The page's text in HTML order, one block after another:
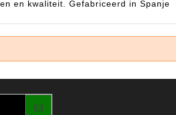
en kwaliteit. Gefabriceerd in Spanje